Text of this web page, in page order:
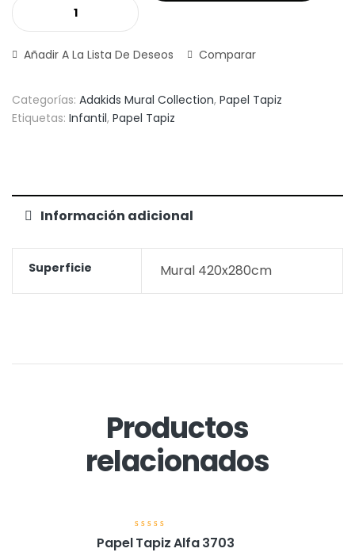
Añadir A La Lista De Deseos Comparar
Categorías: Adakids Mural Collection, Papel Tapiz
Etiquetas: Infantil, Papel Tapiz
Información adicional
Superficie Mural 420x280cm
Productos
relacionados
V
Papel Tapiz Alfa 3703